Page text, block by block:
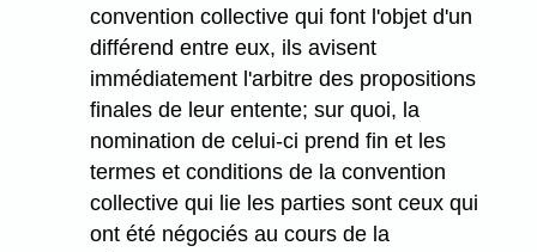
convention collective qui font l'objet d'un
différend entre eux, ils avisent
immédiatement l'arbitre des propositions
finales de leur entente; sur quoi, la
nomination de celui-ci prend fin et les
termes et conditions de la convention
collective qui lie les parties sont ceux qui
ont été négociés au cours de la